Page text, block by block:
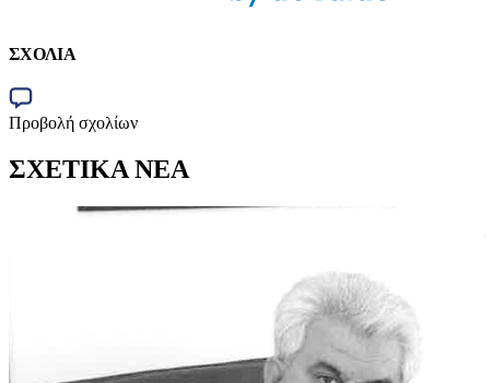
ΣΧΟΛΙΑ
Προβολή σχολίων
ΣΧΕΤΙΚΑ ΝΕΑ